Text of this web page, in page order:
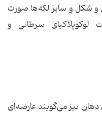
و شکل و سایز لکه‌ها صورت
لوکوپلاکیای سرطانی و
نیز می‌گویند عارضه‌ای